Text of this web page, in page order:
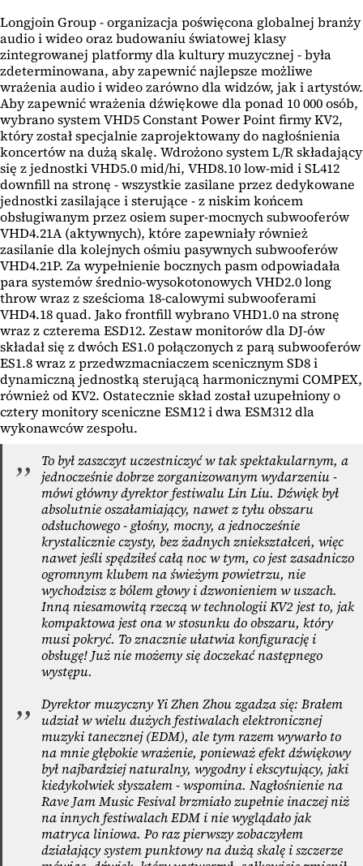
Longjoin Group - organizacja poświęcona globalnej branży
audio i wideo oraz budowaniu światowej klasy
zintegrowanej platformy dla kultury muzycznej - była
zdeterminowana, aby zapewnić najlepsze możliwe
wrażenia audio i wideo zarówno dla widzów, jak i artystów.
Aby zapewnić wrażenia dźwiękowe dla ponad 10 000 osób,
wybrano system VHD5 Constant Power Point firmy KV2,
który został specjalnie zaprojektowany do nagłośnienia
koncertów na dużą skalę. Wdrożono system L/R składający
się z jednostki VHD5.0 mid/hi, VHD8.10 low-mid i SL412
downfill na stronę - wszystkie zasilane przez dedykowane
jednostki zasilające i sterujące - z niskim końcem
obsługiwanym przez osiem super-mocnych subwooferów
VHD4.21A (aktywnych), które zapewniały również
zasilanie dla kolejnych ośmiu pasywnych subwooferów
VHD4.21P. Za wypełnienie bocznych pasm odpowiadała
para systemów średnio-wysokotonowych VHD2.0 long
throw wraz z sześcioma 18-calowymi subwooferami
VHD4.18 quad. Jako frontfill wybrano VHD1.0 na stronę
wraz z czterema ESD12. Zestaw monitorów dla DJ-ów
składał się z dwóch ES1.0 połączonych z parą subwooferów
ES1.8 wraz z przedwzmacniaczem scenicznym SD8 i
dynamiczną jednostką sterującą harmonicznymi COMPEX,
również od KV2. Ostatecznie skład został uzupełniony o
cztery monitory sceniczne ESM12 i dwa ESM312 dla
wykonawców zespołu.
To był zaszczyt uczestniczyć w tak spektakularnym, a
jednocześnie dobrze zorganizowanym wydarzeniu -
mówi główny dyrektor festiwalu Lin Liu. Dźwięk był
absolutnie oszałamiający, nawet z tyłu obszaru
odsłuchowego - głośny, mocny, a jednocześnie
krystalicznie czysty, bez żadnych zniekształceń, więc
nawet jeśli spędziłeś całą noc w tym, co jest zasadniczo
ogromnym klubem na świeżym powietrzu, nie
wychodzisz z bólem głowy i dzwonieniem w uszach.
Inną niesamowitą rzeczą w technologii KV2 jest to, jak
kompaktowa jest ona w stosunku do obszaru, który
musi pokryć. To znacznie ułatwia konfigurację i
obsługę! Już nie możemy się doczekać następnego
występu.
Dyrektor muzyczny Yi Zhen Zhou zgadza się: Brałem
udział w wielu dużych festiwalach elektronicznej
muzyki tanecznej (EDM), ale tym razem wywarło to
na mnie głębokie wrażenie, ponieważ efekt dźwiękowy
był najbardziej naturalny, wygodny i ekscytujący, jaki
kiedykolwiek słyszałem - wspomina. Nagłośnienie na
Rave Jam Music Fesival brzmiało zupełnie inaczej niż
na innych festiwalach EDM i nie wyglądało jak
matryca liniowa. Po raz pierwszy zobaczyłem
działający system punktowy na dużą skalę i szczerze